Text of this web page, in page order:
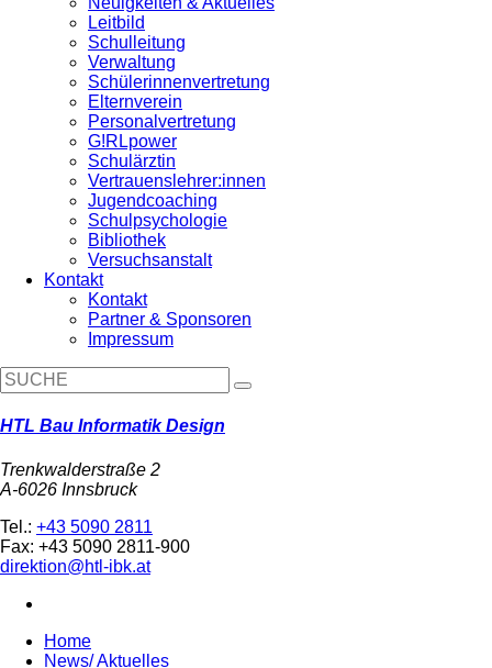
Leitbild
Schulleitung
Verwaltung
Schülerinnenvertretung
Elternverein
Personalvertretung
G!RLpower
Schulärztin
Vertrauenslehrer:innen
Jugendcoaching
Schulpsychologie
Bibliothek
Versuchsanstalt
Kontakt
Kontakt
Partner & Sponsoren
Impressum
HTL Bau Informatik Design
Trenkwalderstraße 2
A-6026 Innsbruck
Tel.: +43 5090 2811
Fax: +43 5090 2811-900
direktion@htl-ibk.at
Home
News/ Aktuelles